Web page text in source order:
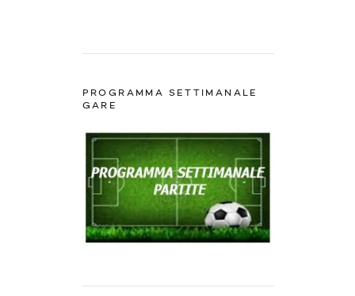
PROGRAMMA SETTIMANALE
GARE